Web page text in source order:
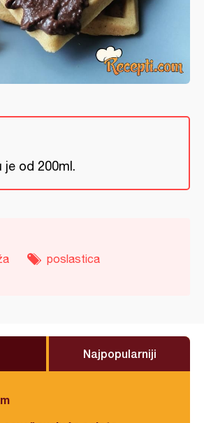
je od 200ml.
poslastica
Najpopularniji